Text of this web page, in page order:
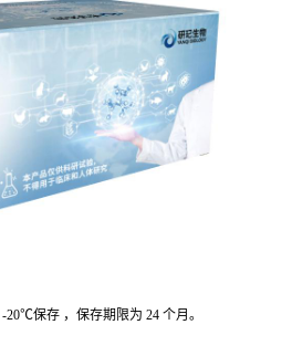
20℃保存 ，保存期限为 24 个月。